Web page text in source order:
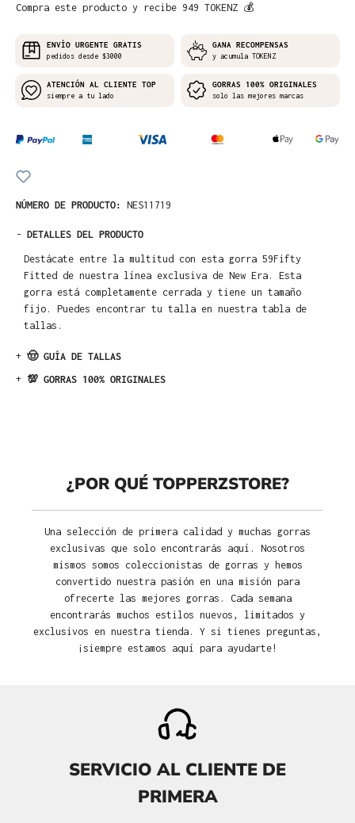
Compra este producto y recibe 949 TOKENZ 💰
ENVÍO URGENTE GRATIS
pedidos desde $3000
GANA RECOMPENSAS
y acumula TOKENZ
ATENCIÓN AL CLIENTE TOP
siempre a tu lado
GORRAS 100% ORIGINALES
solo las mejores marcas
NÚMERO DE PRODUCTO: NES11719
- DETALLES DEL PRODUCTO
Destácate entre la multitud con esta gorra 59Fifty
Fitted de nuestra línea exclusiva de New Era. Esta
gorra está completamente cerrada y tiene un tamaño
fijo. Puedes encontrar tu talla en nuestra tabla de
tallas.
+ 🤠 GUÍA DE TALLAS
+ 💯 GORRAS 100% ORIGINALES
¿POR QUÉ TOPPERZSTORE?
Una selección de primera calidad y muchas gorras
exclusivas que solo encontrarás aquí. Nosotros
mismos somos coleccionistas de gorras y hemos
convertido nuestra pasión en una misión para
ofrecerte las mejores gorras. Cada semana
encontrarás muchos estilos nuevos, limitados y
exclusivos en nuestra tienda. Y si tienes preguntas,
¡siempre estamos aquí para ayudarte!
SERVICIO AL CLIENTE DE
PRIMERA